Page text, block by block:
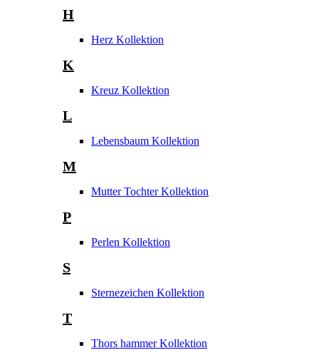
H
Herz Kollektion
K
Kreuz Kollektion
L
Lebensbaum Kollektion
M
Mutter Tochter Kollektion
P
Perlen Kollektion
S
Sternezeichen Kollektion
T
Thors hammer Kollektion